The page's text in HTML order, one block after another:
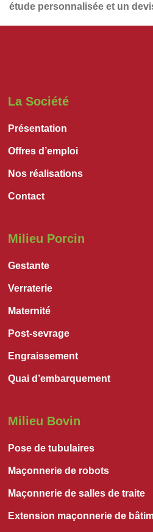
étude personnalisée et un
La Société
Présentation
Offres d’emploi
Nos réalisations
Contact
Milieu Porcin
Gestante
Verraterie
Maternité
Post-sevrage
Engraissement
Quai d’embarquement
Milieu Bovin
Pose de tubulaires
Maçonnerie de robots
Maçonnerie de salles de traite
Extension maçonnerie de